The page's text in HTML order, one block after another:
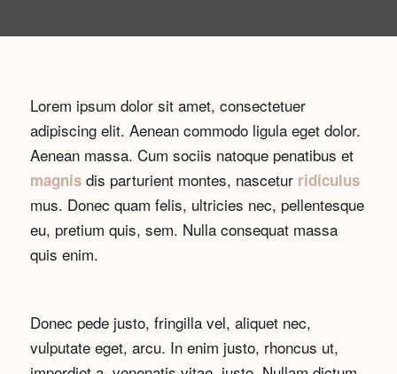
Lorem ipsum dolor sit amet, consectetuer
adipiscing elit. Aenean commodo ligula eget dolor.
Aenean massa. Cum sociis natoque penatibus et
magnisdis parturient montes, nascetur ridiculus
mus. Donec quam felis, ultricies nec, pellentesque
eu, pretium quis, sem. Nulla consequat massa
quis enim.
Donec pede justo, fringilla vel, aliquet nec,
vulputate eget, arcu. In enim justo, rhoncus ut,